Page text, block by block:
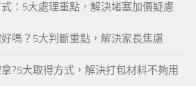
：5大處理重點，解決堵塞加價疑慮
嗎？5大判斷重點，解決家長焦慮
?5大取得方式，解決打包材料不夠用